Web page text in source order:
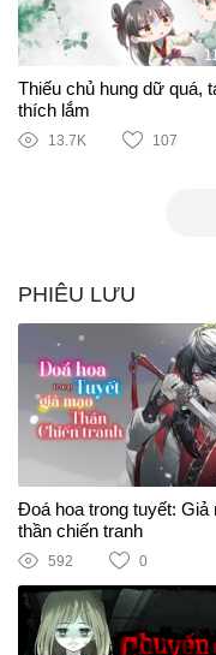
Thiếu chủ hung dữ quá,
thích lắm
13.7K 107
PHIÊU LƯU
Đoá hoa trong tuyết: Giả
thần chiến tranh
592 0